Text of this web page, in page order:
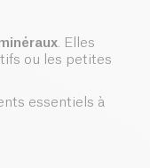
. Elles
ou les petites
essentiels à